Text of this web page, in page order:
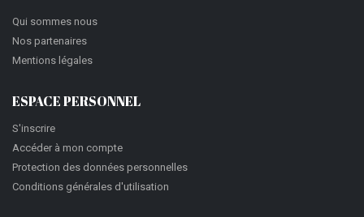
Qui sommes nous
Nos partenaires
Mentions légales
ESPACE PERSONNEL
S'inscrire
Accéder à mon compte
Protection des données personnelles
Conditions générales d'utilisation